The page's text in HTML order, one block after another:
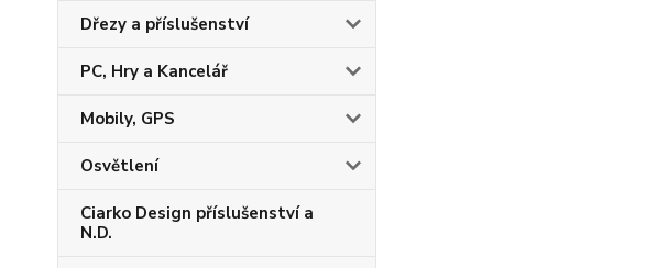
Dřezy a příslušenství
PC, Hry a Kancelář
Mobily, GPS
Osvětlení
Ciarko Design příslušenství a
N.D.